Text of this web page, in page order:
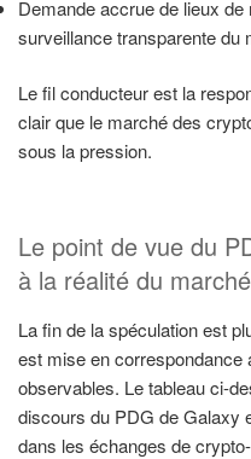
Demande accrue de lieux
surveillance transparente du
Le fil conducteur est la
clair que le marché des
sous la pression.
Le point de vue du
à la réalité du
La fin de la spéculation est
est mise en
observables. Le tableau ci-
discours du PDG de Galaxy
dans les échanges de